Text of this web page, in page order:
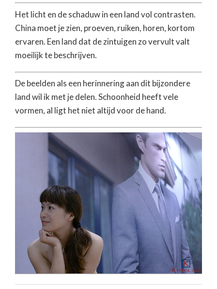
Het licht en de schaduw in een land vol contrasten.
China moet je zien, proeven, ruiken, horen, kortom
ervaren. Een land dat de zintuigen zo vervult valt
moeilijk te beschrijven.
De beelden als een herinnering aan dit bijzondere
land wil ik met je delen. Schoonheid heeft vele
vormen, al ligt het niet altijd voor de hand.